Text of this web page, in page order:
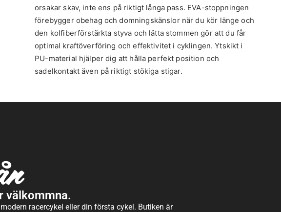
orsakar skav, inte ens på riktigt långa pass. EVA-stoppningen
förebygger obehag och domningskänslor när du kör länge och
den kolfiberförstärkta styva och lätta stommen gör att du får
optimal kraftöverföring och effektivitet i cyklingen. Ytskikt i
PU-material hjälper dig att hålla perfekt position och
sadelkontakt även på riktigt stökiga stigar.
välkommna.
racercykel eller din första cykel. Butiken är